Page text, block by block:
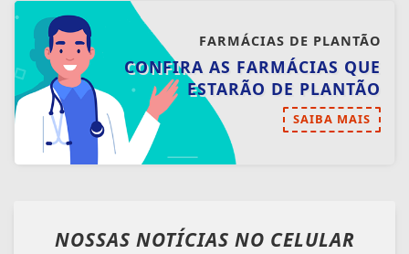
FARMÁCIAS DE PLANTÃO
CONFIRA AS FARMÁCIAS QUE
ESTARÃO DE PLANTÃO
SAIBA MAIS
NOSSAS NOTÍCIAS NO CELULAR